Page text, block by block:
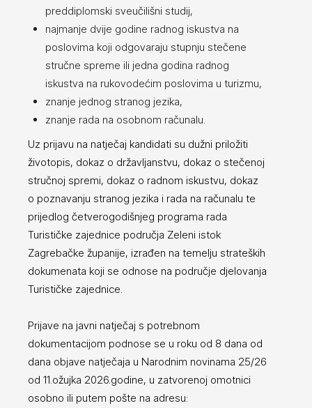
preddiplomski sveučilišni studij,
najmanje dvije godine radnog iskustva na
poslovima koji odgovaraju stupnju stečene
stručne spreme ili jedna godina radnog
iskustva na rukovodećim poslovima u turizmu,
znanje jednog stranog jezika,
znanje rada na osobnom računalu.
Uz prijavu na natječaj kandidati su dužni priložiti
životopis, dokaz o državljanstvu, dokaz o stečenoj
stručnoj spremi, dokaz o radnom iskustvu, dokaz
o poznavanju stranog jezika i rada na računalu te
prijedlog četverogodišnjeg programa rada
Turističke zajednice područja Zeleni istok
Zagrebačke županije, izrađen na temelju strateških
dokumenata koji se odnose na područje djelovanja
Turističke zajednice.
Prijave na javni natječaj s potrebnom
dokumentacijom podnose se u roku od 8 dana od
dana objave natječaja u Narodnim novinama 25/26
od 11.ožujka 2026.godine, u zatvorenoj omotnici
osobno ili putem pošte na adresu: